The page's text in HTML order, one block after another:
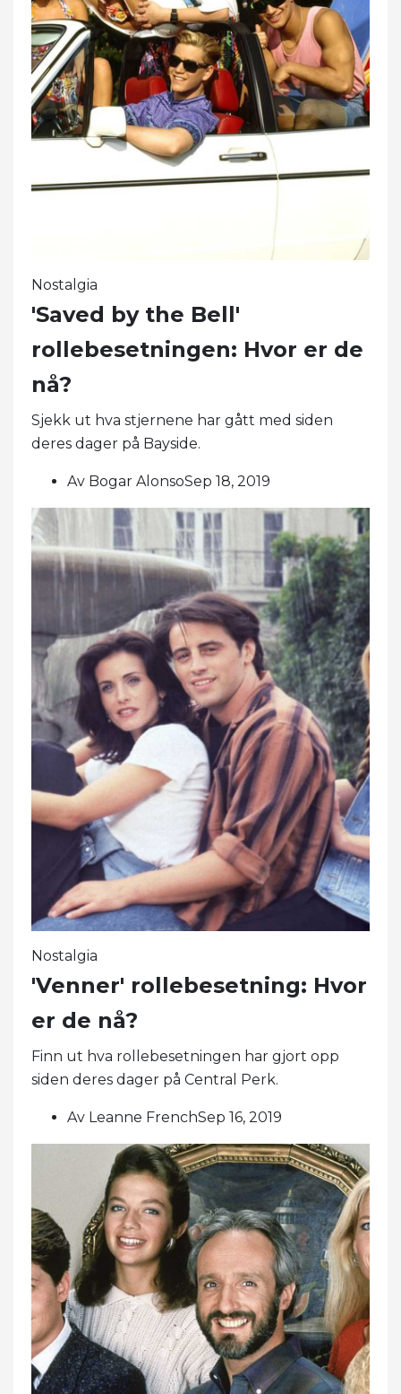
Nostalgia
'Saved by the Bell'
rollebesetningen: Hvor er de
nå?
Sjekk ut hva stjernene har gått med siden
deres dager på Bayside.
Av Bogar AlonsoSep 18, 2019
Nostalgia
'Venner' rollebesetning: Hvor
er de nå?
Finn ut hva rollebesetningen har gjort opp
siden deres dager på Central Perk.
Av Leanne FrenchSep 16, 2019